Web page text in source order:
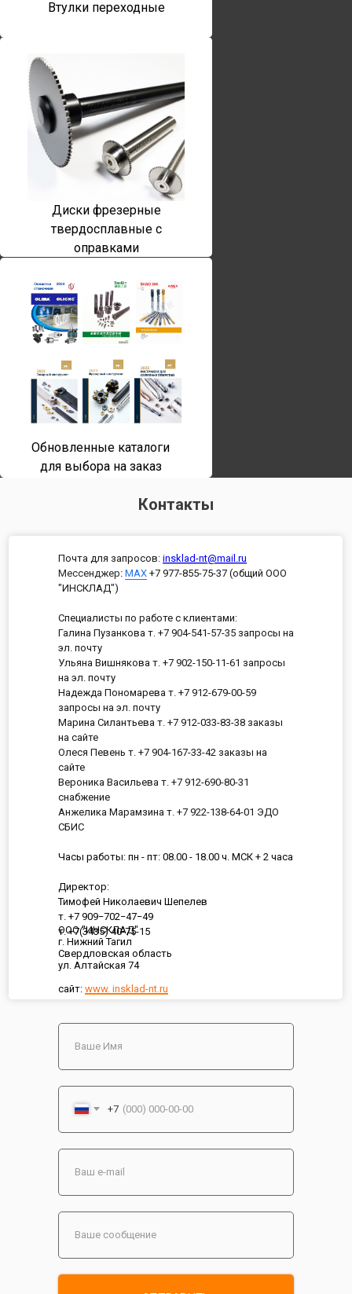
Втулки переходные
Диски фрезерные
твердосплавные с
оправками
Обновленные каталоги
для выбора на заказ
Контакты
ООО "ИНСКЛАД"
г. Нижний Тагил
Свердловская область
ул. Алтайская 74
сайт: www. insklad-nt.ru
Почта для запросов: insklad-nt@mail.ru
Мессенджер: MAX +7 977-855-75-37 (общий ООО
"ИНСКЛАД")
Специалисты по работе с клиентами:
Галина Пузанкова т. +7 904-541-57-35 запросы на
эл. почту
Ульяна Вишнякова т. +7 902-150-11-61 запросы
на эл. почту
Надежда Пономарева т. +7 912-679-00-59
запросы на эл. почту
Марина Силантьева т. +7 912-033-83-38 заказы
на сайте
Олеся Певень т. +7 904-167-33-42 заказы на
сайте
Вероника Васильева т. +7 912-690-80-31
снабжение
Анжелика Марамзина т. +7 922-138-64-01 ЭДО
СБИС
Часы работы: пн - пт: 08.00 - 18.00 ч. МСК + 2 часа
Директор:
Тимофей Николаевич Шепелев
т. +7 909−702−47−49
т. +7(3435) 40-75-15
+7